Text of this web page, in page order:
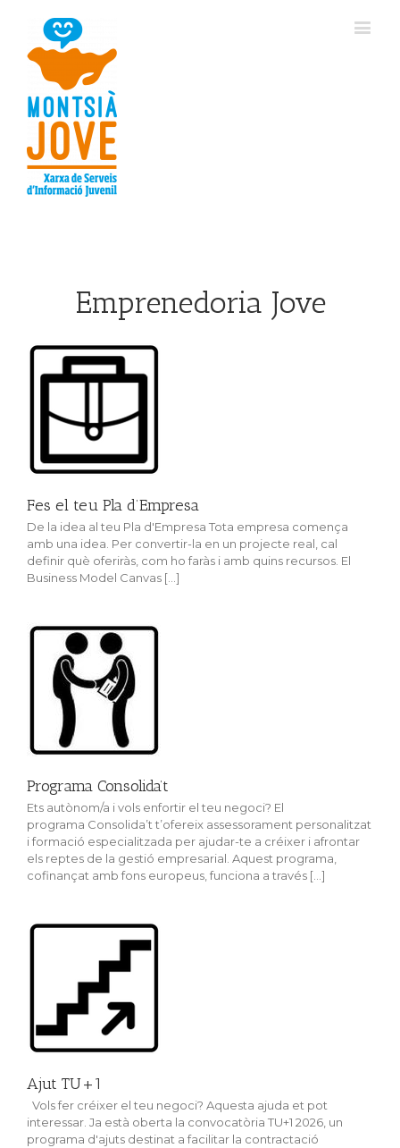
Emprenedoria Jove
Fes el teu Pla d’Empresa
De la idea al teu Pla d'Empresa Tota empresa comença
amb una idea. Per convertir-la en un projecte real, cal
definir què oferiràs, com ho faràs i amb quins recursos. El
Business Model Canvas [...]
Programa Consolida’t
Ets autònom/a i vols enfortir el teu negoci? El
programa Consolida’t t’ofereix assessorament personalitzat
i formació especialitzada per ajudar-te a créixer i afrontar
els reptes de la gestió empresarial. Aquest programa,
cofinançat amb fons europeus, funciona a través [...]
Ajut TU+1
Vols fer créixer el teu negoci? Aquesta ajuda et pot
interessar. Ja està oberta la convocatòria TU+1 2026, un
programa d'ajuts destinat a facilitar la contractació